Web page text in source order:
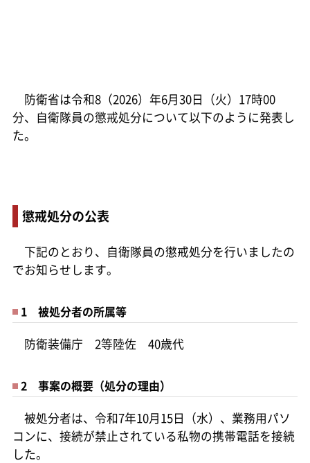
防衛省は令和8（2026）年6月30日（火）17時00
分、自衛隊員の懲戒処分について以下のように発表し
た。
懲戒処分の公表
下記のとおり、自衛隊員の懲戒処分を行いましたの
でお知らせします。
1 被処分者の所属等
防衛装備庁 2等陸佐 40歳代
2 事案の概要（処分の理由）
被処分者は、令和7年10月15日（水）、業務用パソ
コンに、接続が禁止されている私物の携帯電話を接続
した。